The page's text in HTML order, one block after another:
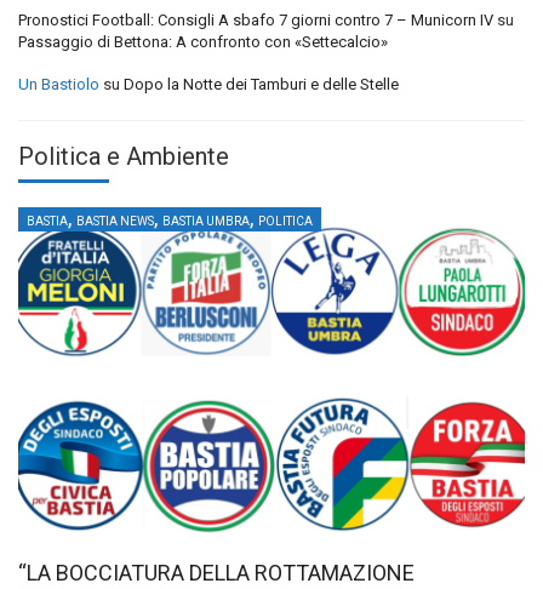
Pronostici Football: Consigli A sbafo 7 giorni contro 7 – Municorn IV su
Passaggio di Bettona: A confronto con «Settecalcio»
Un Bastiolo su Dopo la Notte dei Tamburi e delle Stelle
Politica e Ambiente
BASTIA, BASTIA NEWS, BASTIA UMBRA, POLITICA
“LA BOCCIATURA DELLA ROTTAMAZIONE